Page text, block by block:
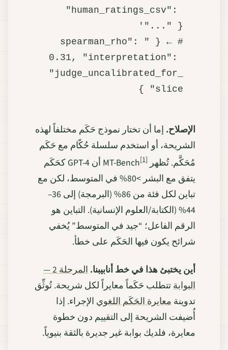
"human_ratings_csv":
# ← { "spearman_rho":
0.31, "interpretation":
"judge_uncalibrated_for_
slice" }
الإصلاح. إما أن تختار نموذج حَكَم مختلفاً لهذه
الشريحة، أو استخدم سلسلة حُكّام مع حَكَم
مُحَكَّم. تُظهر MT-Bench [1]
أن GPT-4 كحَكَم
يتفق مع البشر >80% في المتوسط، لكن مع
تباين لكل فئة من 86% (البرمجة) إلى 36–
44% (الكتابة/العلوم الإنسانية). التباين هو
الرقم الفاعل؛ “جيد في المتوسط” يُخفي
شرائح يكون فيها الحَكَم على خطأ.
أين يختبئ هذا في خط أنابيبنا.
المرحلة 2 —
البوابة تتطلب حَكَماً معايراً لكل شريحة. تُوثِّق
تدوينة معايرة الحَكَم اللغوي الإجراء. إذا
أُضيفت الشريحة إلى التقييم دون خطوة
معايرة، فلديك بوابة غير جديرة بالثقة بنيوياً.